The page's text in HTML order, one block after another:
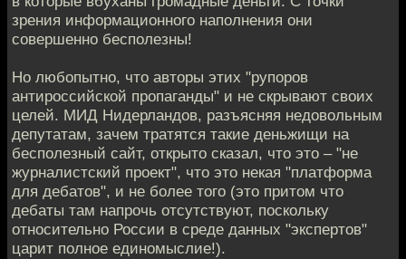
зрения информационного наполнения они
совершенно бесполезны!
Но любопытно, что авторы этих "рупоров
антироссийской пропаганды" и не скрывают своих
целей. МИД Нидерландов, разъясняя недовольным
депутатам, зачем тратятся такие деньжищи на
бесполезный сайт, открыто сказал, что это – "не
журналистский проект", что это некая "платформа
для дебатов", и не более того (это притом что
дебаты там напрочь отсутствуют, поскольку
относительно России в среде данных "экспертов"
царит полное единомыслие!).